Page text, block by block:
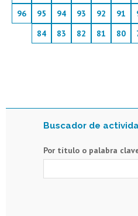
Buscador de
Por título o palabra
96
95 94 93 92 91
84
83 82 81 80